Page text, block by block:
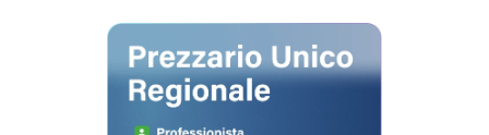
Consulta i Prezzari
Interattivi